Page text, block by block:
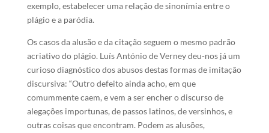
exemplo, estabelecer uma relação de sinonímia entre o
plágio e a paródia.
Os casos da alusão e da citação seguem o mesmo padrão
acriativo do plágio. Luís António de Verney deu-nos já um
curioso diagnóstico dos abusos destas formas de imitação
discursiva: “Outro defeito ainda acho, em que
comummente caem, e vem a ser encher o discurso de
alegações importunas, de passos latinos, de versinhos, e
outras coisas que encontram. Podem as alusões,